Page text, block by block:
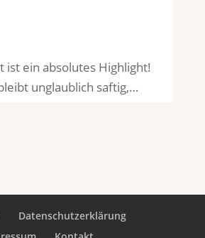
ist ein absolutes Highlight!
unglaublich saftig,…
Datenschutzerklärung